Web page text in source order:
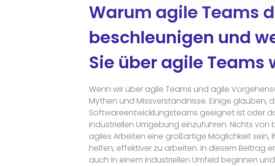
Warum agile Teams
beschleunigen und
Sie über agile Teams
Wenn wir über agile Teams und agile
Mythen und Missverständnisse. Einige glauben,
Softwareentwicklungsteams geeignet ist oder
industriellen Umgebung einzuführen. Nichts
agiles Arbeiten eine großartige Möglichkeit sein,
helfen, effektiver zu arbeiten. In diesem Beitrag
auch in einem industriellen Umfeld beginnen